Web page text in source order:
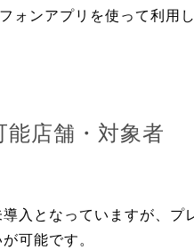
ォンアプリを使って利
店舗・対象者
入となっていますが、
可能です。